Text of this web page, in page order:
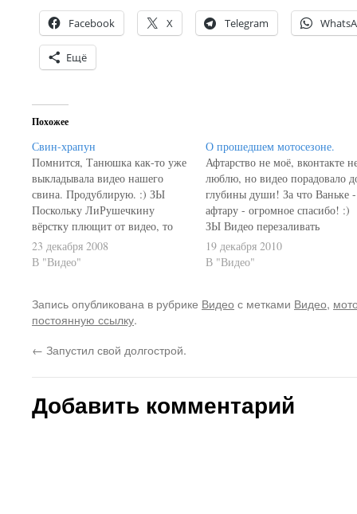
Facebook X Telegram
Ещё
Похожее
Свин-храпун
Помнится, Танюшка как-то уже
выкладывала видео нашего
свина. Продублирую. :) ЗЫ
Поскольку ЛиРушечкину
вёрстку плющит от видео, то
убрал сразу под кат.
23 декабря 2008
В "Видео"
О прошедшем мотосезоне.
Афтарство не моё, вконтакте
люблю, но видео порадовало
глубины души! За что Ваньке -
афтару - огромное спасибо! :)
ЗЫ Видео перезаливать
откровенно влом))) Или по
ссылочке: мой мотосезон-2010.
19 декабря 2010
В "Видео"
Запись опубликована в рубрике Видео с метками Видео,
постоянную ссылку.
← Запустил свой долгострой.
Добавить комментарий